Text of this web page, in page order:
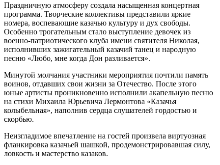
Праздничную атмосферу создала насыщенная концертная
программа. Творческие коллективы представили яркие
номера, воспевающие казачью культуру и дух свободы.
Особенно трогательным стало выступление девочек из
военно-патриотического клуба имени святителя Николая,
исполнивших зажигательный казачий танец и народную
песню «Любо, мне когда Дон разливается».
Минутой молчания участники мероприятия почтили память
воинов, отдавших свои жизни за Отечество. После этого
юные артисты проникновенно исполнили акапельную песню
на стихи Михаила Юрьевича Лермонтова «Казачья
колыбельная», наполнив сердца слушателей гордостью и
скорбью.
Неизгладимое впечатление на гостей произвела виртуозная
фланкировка казачьей шашкой, продемонстрировавшая силу,
ловкость и мастерство казаков.